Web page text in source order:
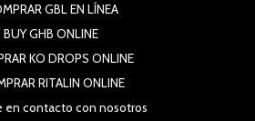
GBL EN LÍNEA
BUY GHB ONLINE
KO DROPS ONLINE
RITALIN ONLINE
en contacto con nosotros